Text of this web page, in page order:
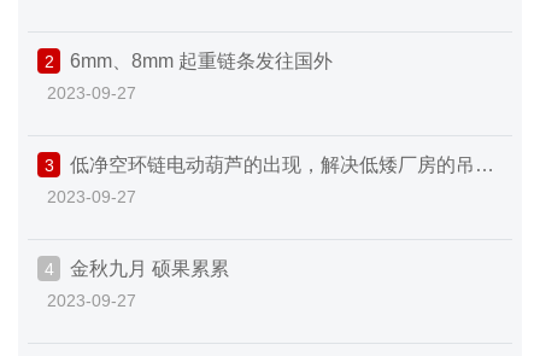
2 6mm、8mm 起重链条发往国外
2023-09-27
3
低净空环链电动葫芦的出现，解决低矮厂房的吊装
难题
2023-09-27
4 金秋九月 硕果累累
2023-09-27